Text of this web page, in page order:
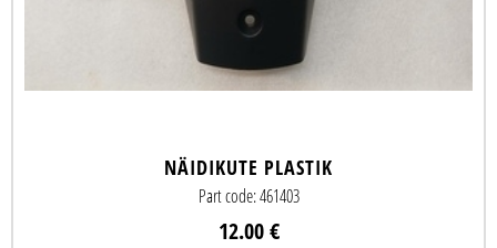
NÄIDIKUTE PLASTIK
Part code: 461403
12.00 €